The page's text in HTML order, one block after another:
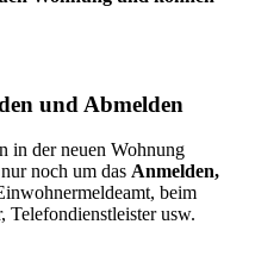
und Abmelden
in der neuen Wohnung
noch um das Anmelden,
beim
Telefondienstleister usw.